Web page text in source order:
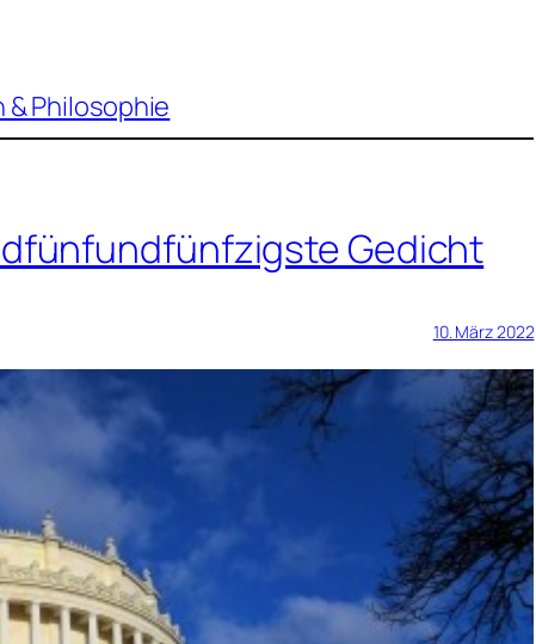
& Philosophie
Gedicht
10. März 2022